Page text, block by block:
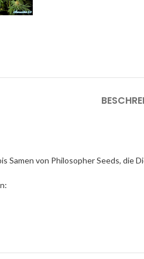
Samen von Philosopher Seeds,